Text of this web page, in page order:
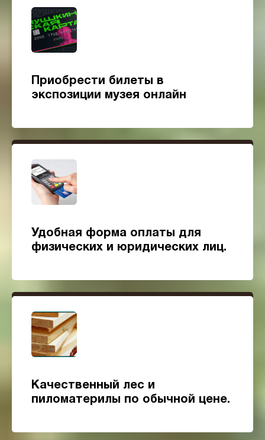
Приобрести билеты в
экспозиции музея онлайн
Удобная форма оплаты для
физических и юридических лиц.
Качественный лес и
пиломатерилы по обычной цене.